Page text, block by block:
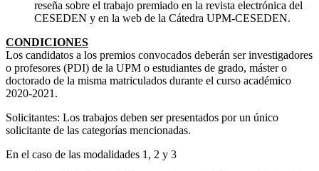
reseña sobre el trabajo premiado en la revista electrónica del
CESEDEN y en la web de la Cátedra UPM-CESEDEN.
CONDICIONES
Los candidatos a los premios convocados deberán ser investigadores
o profesores (PDI) de la UPM o estudiantes de grado, máster o
doctorado de la misma matriculados durante el curso académico
2020-2021.
Solicitantes: Los trabajos deben ser presentados por un único
solicitante de las categorías mencionadas.
En el caso de las modalidades 1, 2 y 3